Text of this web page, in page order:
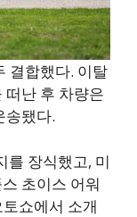
결합했다. 이탈
떠난 후 차량은
송됐다.
를 장식했고, 미
초이스 어워
쇼에서 소개